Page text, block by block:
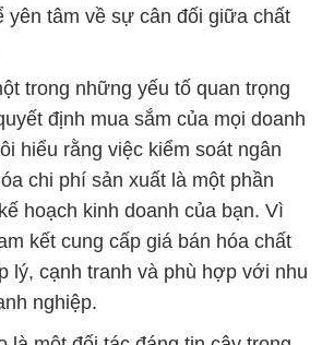
hiểu rằng việc kiểm soát ngân
chi phí sản xuất là một phần
hoạch kinh doanh của bạn. Vì
kết cung cấp giá bán hóa chất
lý, cạnh tranh và phù hợp với nhu
nghiệp.
là một đối tác đáng tin cậy trong
dầu khí và hóa chất, luôn sẵn
hàng trong việc tối ưu hóa quá
đảm bảo an toàn. Hãy để Công Ty
Phát đồng hành cùng bạn